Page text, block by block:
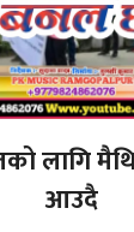
लागि
आउदै